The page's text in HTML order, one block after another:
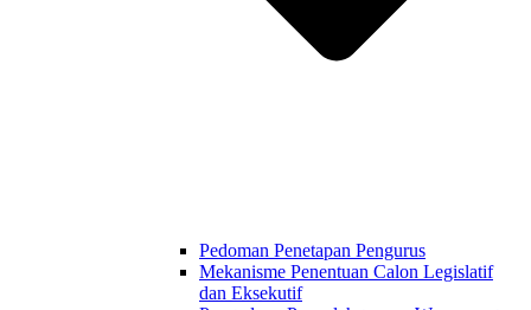
Pedoman Penetapan Pengurus
Mekanisme Penentuan Calon Legislatif
dan Eksekutif